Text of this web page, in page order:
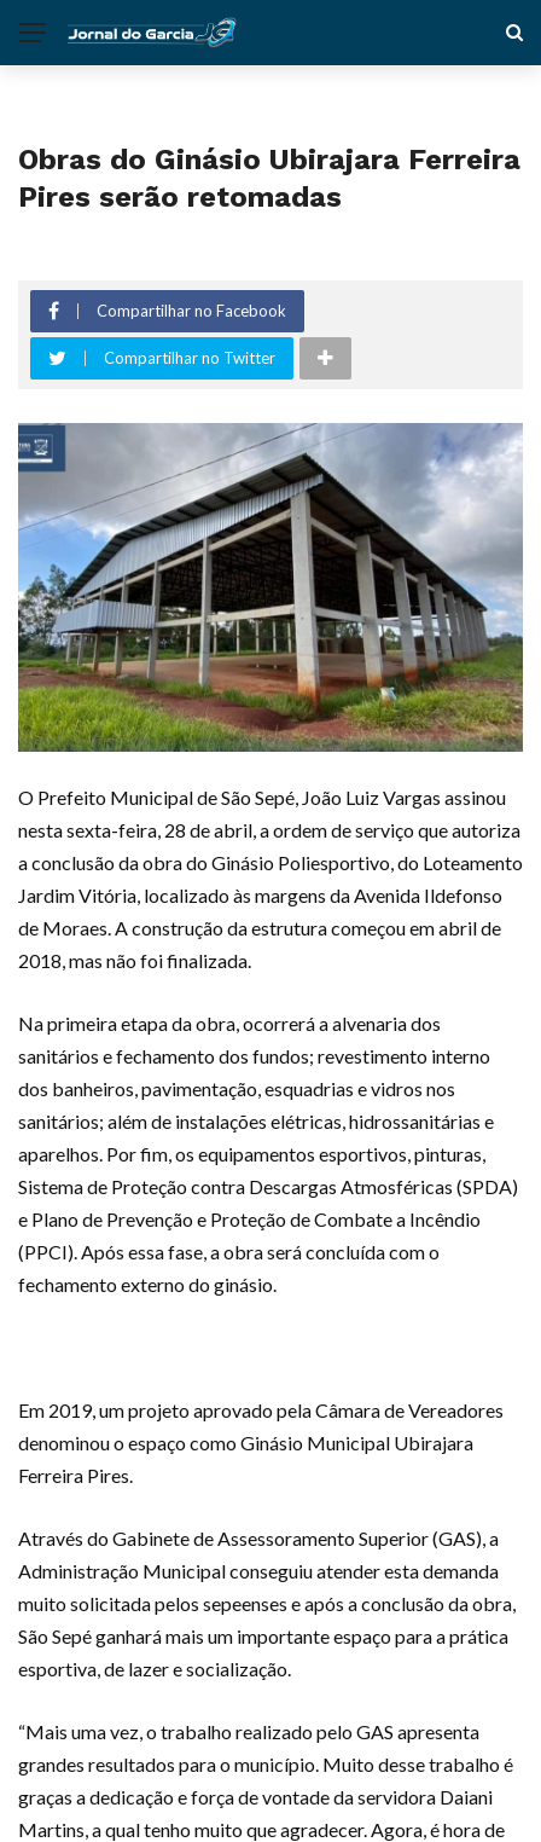
Obras do Ginásio Ubirajara Ferreira
Pires serão retomadas
Compartilhar no Facebook
Compartilhar no Twitter
O Prefeito Municipal de São Sepé, João Luiz Vargas assinou
nesta sexta-feira, 28 de abril, a ordem de serviço que autoriza
a conclusão da obra do Ginásio Poliesportivo, do Loteamento
Jardim Vitória, localizado às margens da Avenida Ildefonso
de Moraes. A construção da estrutura começou em abril de
2018, mas não foi finalizada.
Na primeira etapa da obra, ocorrerá a alvenaria dos
sanitários e fechamento dos fundos; revestimento interno
dos banheiros, pavimentação, esquadrias e vidros nos
sanitários; além de instalações elétricas, hidrossanitárias e
aparelhos. Por fim, os equipamentos esportivos, pinturas,
Sistema de Proteção contra Descargas Atmosféricas (SPDA)
e Plano de Prevenção e Proteção de Combate a Incêndio
(PPCI). Após essa fase, a obra será concluída com o
fechamento externo do ginásio.
Em 2019, um projeto aprovado pela Câmara de Vereadores
denominou o espaço como Ginásio Municipal Ubirajara
Ferreira Pires.
Através do Gabinete de Assessoramento Superior (GAS), a
Administração Municipal conseguiu atender esta demanda
muito solicitada pelos sepeenses e após a conclusão da obra,
São Sepé ganhará mais um importante espaço para a prática
esportiva, de lazer e socialização.
“Mais uma vez, o trabalho realizado pelo GAS apresenta
grandes resultados para o município. Muito desse trabalho é
graças a dedicação e força de vontade da servidora Daiani
Martins, a qual tenho muito que agradecer. Agora, é hora de